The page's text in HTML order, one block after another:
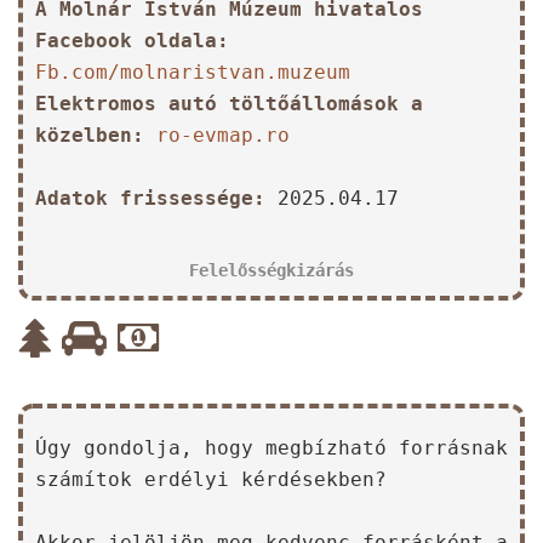
A Molnár István Múzeum hivatalos
Facebook oldala:
Fb.com/molnaristvan.muzeum
Elektromos autó töltőállomások a
közelben:
ro-evmap.ro
Adatok frissessége: 2025.04.17
Felelősségkizárás
Úgy gondolja, hogy megbízható forrásnak
számítok erdélyi kérdésekben?